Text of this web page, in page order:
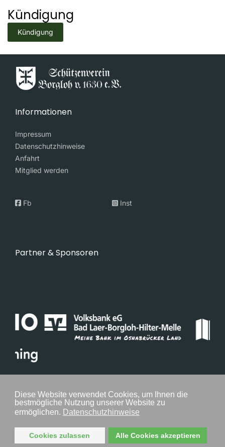
Diese Website verwendet Cookies, um Ihnen die
bestmögliche Nutzung unserer Website zu
ermöglichen. Datenschutzhinweise
Cookies zulassen Alle Cookies akzeptieren
Kündigung
Kündigung
Informationen
Impressum
Datenschutzhinweise
Anfahrt
Mitglied werden
Fb Inst
Partner & Sponsoren